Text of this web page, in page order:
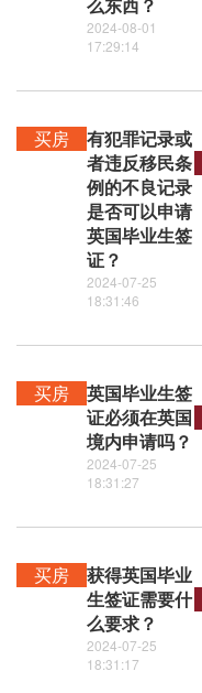
2024-08-01
17:29:14
买房
有犯罪记录或
者违反移民条
例的不良记录
是否可以申请
英国毕业生签
证？
2024-07-25
18:31:46
买房
英国毕业生签
证必须在英国
境内申请吗？
2024-07-25
18:31:27
买房
获得英国毕业
生签证需要什
么要求？
2024-07-25
18:31:17